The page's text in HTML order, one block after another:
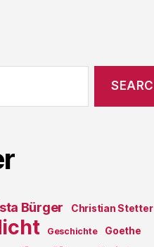
Bürger Christian Stetter
Geschichte Goethe